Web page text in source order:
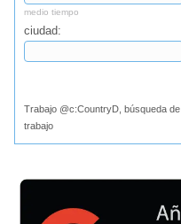
medio tiempo
ciudad:
Trabajo @c:CountryD, búsqueda de
trabajo